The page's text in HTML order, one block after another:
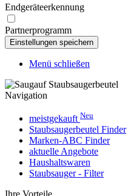
Endgeräteerkennung
Partnerprogramm
Menü schließen
Navigation
meistgekauft Neu
Staubsaugerbeutel Finder
Marken-ABC Finder
aktuelle Angebote
Haushaltswaren
Staubsauger - Filter